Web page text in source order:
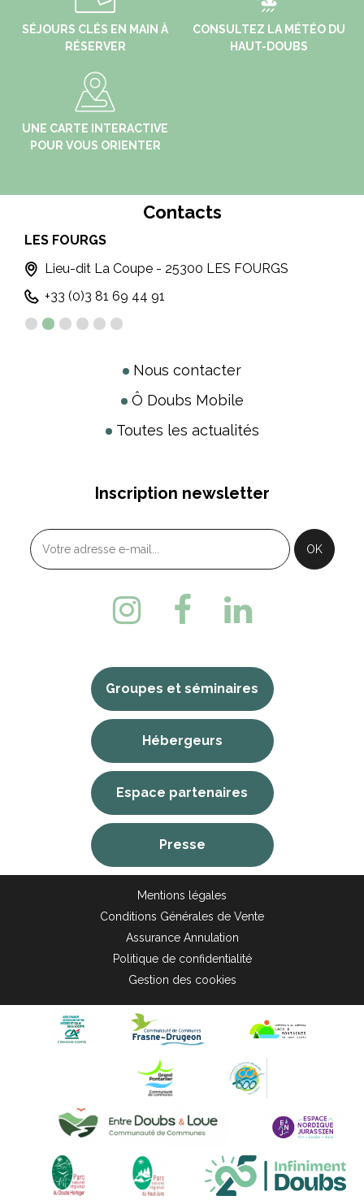
SÉJOURS CLÉS EN MAIN À
RÉSERVER
CONSULTEZ LA MÉTÉO DU
HAUT-DOUBS
UNE CARTE INTERACTIVE
POUR VOUS ORIENTER
Contacts
LES FOURGS
Lieu-dit La Coupe - 25300 LES FOURGS
+33 (0)3 81 69 44 91
Nous contacter
Ô Doubs Mobile
Toutes les actualités
Inscription newsletter
Groupes et séminaires
Hébergeurs
Espace partenaires
Presse
Mentions légales
Conditions Générales de Vente
Assurance Annulation
Politique de confidentialité
Gestion des cookies